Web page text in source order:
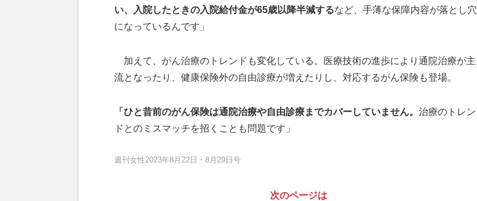
い、入院したときの入院給付金が65歳以降半減するなど、手薄な保障内容が落とし穴
になっているんです」
加えて、がん治療のトレンドも変化している。医療技術の進歩により通院治療が主
流となったり、健康保険外の自由診療が増えたりし、対応するがん保険も登場。
「ひと昔前のがん保険は通院治療や自由診療までカバーしていません。 治療のトレン
ドとのミスマッチを招くことも問題です」
週刊女性2023年8月22日・8月29日号
次のページは